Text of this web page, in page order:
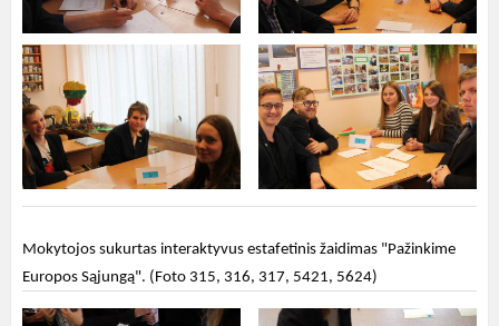
Mokytojos sukurtas interaktyvus estafetinis žaidimas "Pažinkime
Europos Sąjungą". (Foto 315, 316, 317, 5421, 5624)